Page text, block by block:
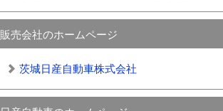
販売会社のホームページ
茨城日産自動車株式会社